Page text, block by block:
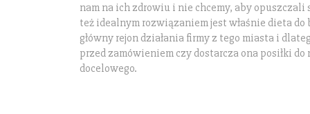
nam na ich zdrowiu i nie chcemy, aby opuszczali
też idealnym rozwiązaniem jest właśnie dieta do
główny rejon działania firmy z tego miasta i
przed zamówieniem czy dostarcza ona posiłki do
docelowego.